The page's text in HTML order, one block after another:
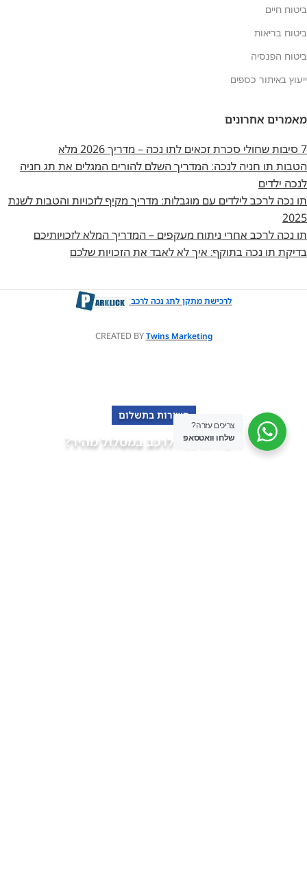
מאמרים אחרונים
7 סיבות שחולי סכרת זכאים לתו נכה – מדריך 2026 מלא
הטבות תו חניה לנכה: המדריך השלם להורים המגלים את תג חניה
לנכה ילדים
תו נכה לרכב לילדים עם מוגבלות: מדריך מקיף לזכויות והטבות לשנת
2025
תו נכה לרכב אחרי ניתוח מעקפים – המדריך המלא לזכויותיכם
בדיקת תו נכה בתוקף: איך לא לאבד את הזכויות שלכם
ביטוח חיים
ביטוח בריאות
ביטוח הפנסיה
ייעוץ באיתור כספים
לרכישת מתקן לתג נכה לרכב
CREATED BYTwins Marketing
השירות בתשלום
רוצה תו נכה לרכב במסלול מהיר?
צריכים עזרה?
שלחו וואטסאפ